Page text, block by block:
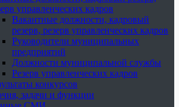
управленческих кадров
Вакантные должности, кадровый
резерв, резерв управленческих кадров
Руководители муниципальных
предприятий
Должности муниципальной службы
Резерв управленческих кадров
конкурсов
задачи и функции